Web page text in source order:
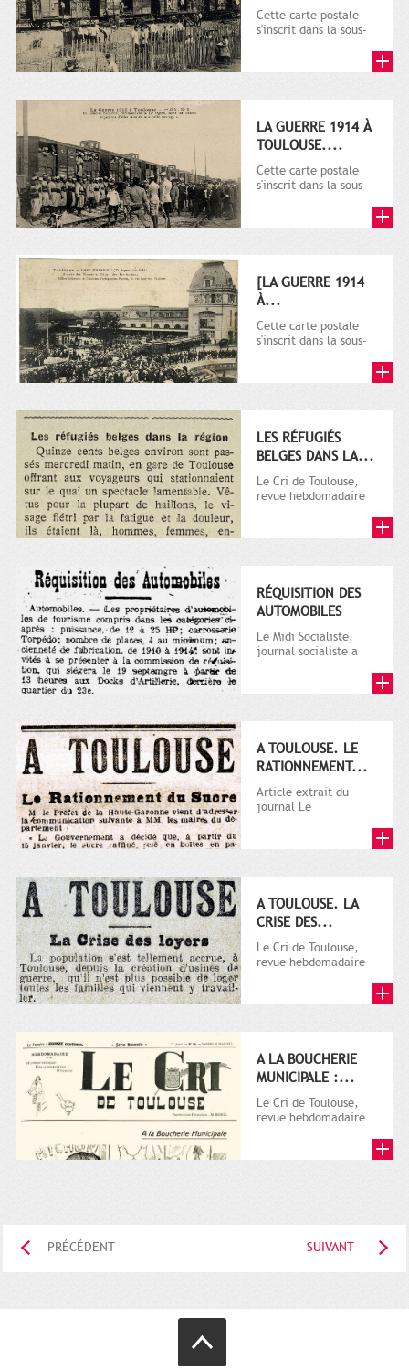
Cette carte postale
s'inscrit dans la sous-
plusieurs milliers de...
LA GUERRE 1914 À
TOULOUSE....
Cette carte postale
s'inscrit dans la sous-
plusieurs milliers de...
[LA GUERRE 1914
À...
Cette carte postale
s'inscrit dans la sous-
plusieurs milliers de...
LES RÉFUGIÉS
BELGES DANS LA...
Le Cri de Toulouse,
revue hebdomadaire
puis...
RÉQUISITION DES
AUTOMOBILES
Le Midi Socialiste,
journal socialiste a
A TOULOUSE. LE
RATIONNEMENT...
Article extrait du
journal Le
A TOULOUSE. LA
CRISE DES...
Le Cri de Toulouse,
revue hebdomadaire
A LA BOUCHERIE
MUNICIPALE :...
Le Cri de Toulouse,
revue hebdomadaire
PRÉCÉDENT SUIVANT